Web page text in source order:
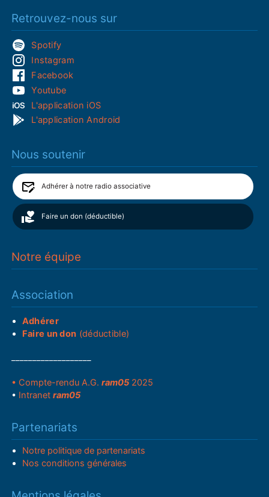
Retrouvez-nous sur
Spotify
Instagram
Facebook
Youtube
L'application iOS
L'application Android
Nous soutenir
Adhérer à notre radio associative
Faire un don (déductible)
Notre équipe
Association
Adhérer
Faire un don (déductible)
• Compte-rendu A.G.ram05 2025
• Intranetram05
Partenariats
Notre politique de partenariats
Nos conditions générales